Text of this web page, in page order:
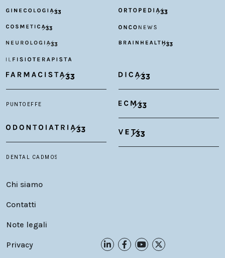
Chi siamo
Contatti
Note legali
Privacy